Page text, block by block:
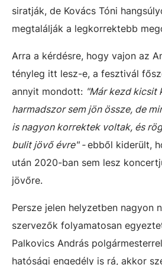
siratják, de Kovács Tóni
megtalálják a legkorrektebb
Arra a kérdésre, hogy vajon az
tényleg itt lesz-e, a fesztivál
annyit mondott: "Már kezd kicsit
harmadszor sem jön össze, de
is nagyon korrektek voltak, és
bulit jövő évre" -ebből kiderült,
után 2020-ban sem lesz
jövőre.
Persze jelen helyzetben nagyon
szervezők folyamatosan
Palkovics András
hatósági engedély is rá, akkor